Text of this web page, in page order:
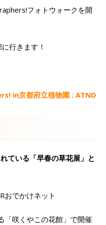
フォトウォークを開
行きます！
in京都府立植物園 : ATND
ている「早春の草花展」と
おでかけネット
「咲くやこの花館」で開催